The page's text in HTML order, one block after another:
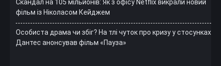
Скандал на 105 мільйонів: Як з офісу Netflix викрали новий
фільм із Ніколасом Кейджем
Особиста драма чи збіг? На тлі чуток про кризу у стосунках
Дантес анонсував фільм «Пауза»